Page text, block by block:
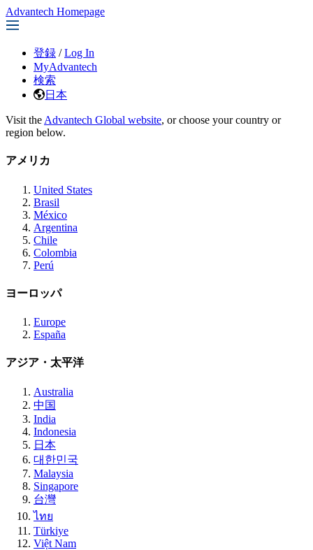
Advantech Homepage
登録 / Log In
MyAdvantech
検索
日本
Visit the Advantech Global website, or choose your country or
region below.
アメリカ
United States
Brasil
México
Argentina
Chile
Colombia
Perú
ヨーロッパ
Europe
España
アジア・太平洋
Australia
中国
India
Indonesia
日本
대한민국
Malaysia
Singapore
台灣
ไทย
Türkiye
Việt Nam